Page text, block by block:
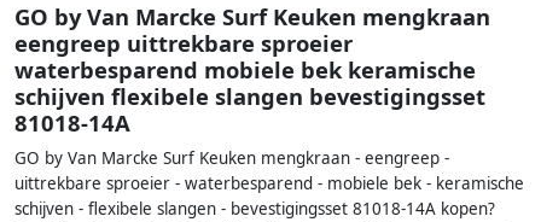
GO by Van Marcke Surf Keuken mengkraan
eengreep uittrekbare sproeier
waterbesparend mobiele bek keramische
schijven flexibele slangen bevestigingsset
81018-14A
GO by Van Marcke Surf Keuken mengkraan - eengreep -
uittrekbare sproeier - waterbesparend - mobiele bek - keramische
schijven - flexibele slangen - bevestigingsset 81018-14A kopen?